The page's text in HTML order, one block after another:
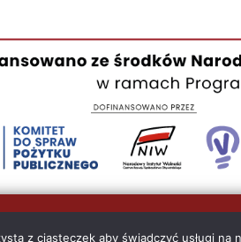
narzędzi
prywatności
z ciasteczek aby świadczyć usługi